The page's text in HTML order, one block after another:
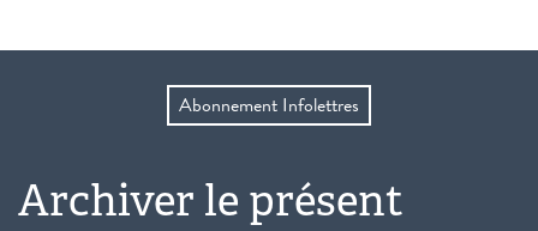
Abonnement Infolettres
Archiver le présent